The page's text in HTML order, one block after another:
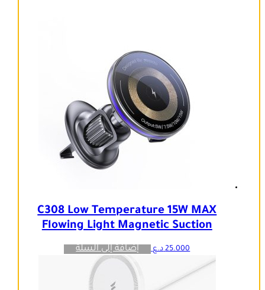
C308 Low Temperature 15W MAX
Flowing Light Magnetic Suction
25.000 د.ع إضافة إلى السلة